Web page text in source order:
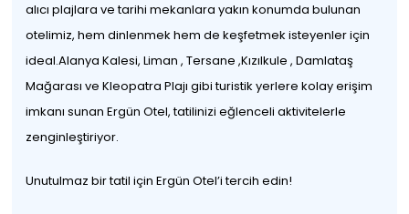
alıcı plajlara ve tarihi mekanlara yakın konumda bulunan
otelimiz, hem dinlenmek hem de keşfetmek isteyenler için
ideal.Alanya Kalesi, Liman , Tersane ,Kızılkule , Damlataş
Mağarası ve Kleopatra Plajı gibi turistik yerlere kolay erişim
imkanı sunan Ergün Otel, tatilinizi eğlenceli aktivitelerle
zenginleştiriyor.
Unutulmaz bir tatil için Ergün Otel’i tercih edin!